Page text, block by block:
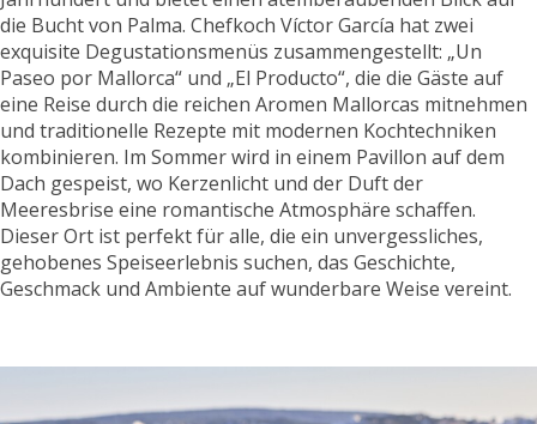
die Bucht von Palma. Chefkoch Víctor García hat zwei
exquisite Degustationsmenüs zusammengestellt: „Un
Paseo por Mallorca“ und „El Producto“, die die Gäste auf
eine Reise durch die reichen Aromen Mallorcas mitnehmen
und traditionelle Rezepte mit modernen Kochtechniken
kombinieren. Im Sommer wird in einem Pavillon auf dem
Dach gespeist, wo Kerzenlicht und der Duft der
Meeresbrise eine romantische Atmosphäre schaffen.
Dieser Ort ist perfekt für alle, die ein unvergessliches,
gehobenes Speiseerlebnis suchen, das Geschichte,
Geschmack und Ambiente auf wunderbare Weise vereint.